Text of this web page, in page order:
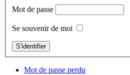
Mot de passe
Se souvenir de moi
S'identifier
Mot de passe perdu